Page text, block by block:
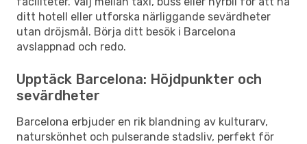
ditt hotell eller utforska närliggande sevärdheter
utan dröjsmål. Börja ditt besök i Barcelona
avslappnad och redo.
Upptäck Barcelona: Höjdpunkter och
sevärdheter
Barcelona erbjuder en rik blandning av kulturarv,
naturskönhet och pulserande stadsliv, perfekt för